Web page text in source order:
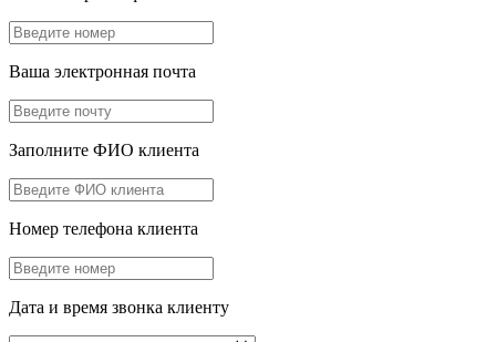
Ваша электронная почта
Заполните ФИО клиента
Номер телефона клиента
Дата и время звонка клиенту